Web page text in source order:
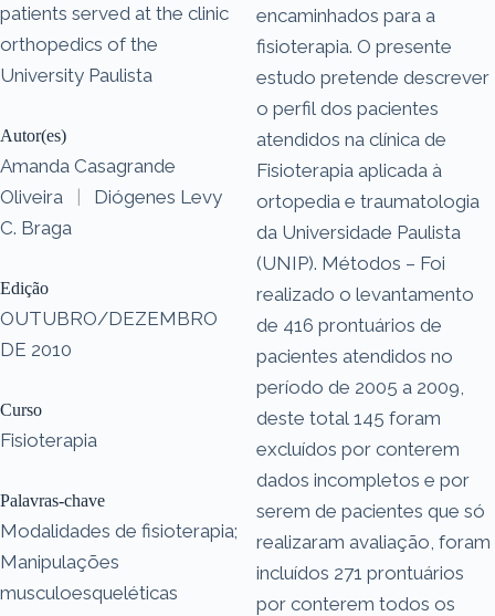
patients served at the clinic
orthopedics of the
University Paulista
Autor(es)
Amanda Casagrande
Oliveira
|
Diógenes Levy
C. Braga
Edição
OUTUBRO/DEZEMBRO
DE 2010
Curso
Fisioterapia
Palavras-chave
Modalidades de fisioterapia;
Manipulações
musculoesqueléticas
encaminhados para a
fisioterapia. O presente
estudo pretende descrever
o perfil dos pacientes
atendidos na clínica de
Fisioterapia aplicada à
ortopedia e traumatologia
da Universidade Paulista
(UNIP). Métodos – Foi
realizado o levantamento
de 416 prontuários de
pacientes atendidos no
período de 2005 a 2009,
deste total 145 foram
excluídos por conterem
dados incompletos e por
serem de pacientes que só
realizaram avaliação, foram
incluídos 271 prontuários
por conterem todos os